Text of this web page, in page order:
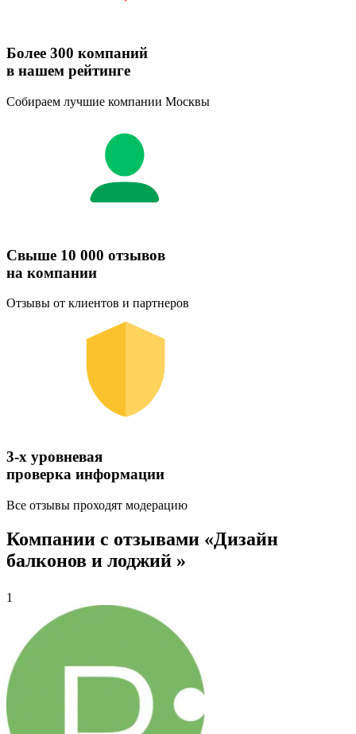
Более 300 компаний
в нашем рейтинге
Собираем лучшие компании Москвы
Свыше 10 000 отзывов
на компании
Отзывы от клиентов и партнеров
3-х уровневая
проверка информации
Все отзывы проходят модерацию
Компании с отзывами «Дизайн
балконов и лоджий »
1